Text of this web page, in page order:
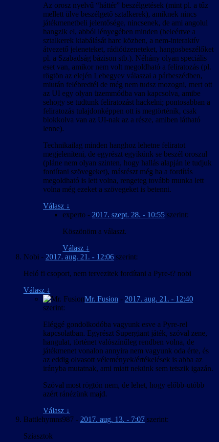
Az orosz nyelvű “háttér” beszélgetések (mint pl. a tűz
mellett ülve beszélgető sztalkerek), amiknek nincs
játékmenetbeli jelentősége, nincsenek, de ami angolul
hangzik el, abból lényegében minden (beleértve a
sztalkerek kiabálását harc közben, a nem-interaktív
átvezető jeleneteket, rádióüzeneteket, hangosbeszélőket
pl. a Szabadság bázison stb.). Néhány olyan speciális
eset van, amikor nem volt megoldható a feliratozás (pl.
rögtön az elején Lebegyev válaszai a párbeszédben,
miután felébredtél de még nem tudsz mozogni, mert ott
az UI egy olyan üzemmódba van kapcsolva, amibe
sehogy se tudtunk feliratozást hackelni; pontosabban a
feliratozás tulajdonképpen ott is megtörténik, csak
blokkolva van az UI-nak az a része, amiben látható
lenne).
Technikailag minden hanghoz lehetne feliratot
megjeleníteni, de egyrészt egyikünk se beszél oroszul
(pláne nem olyan szinten, hogy hallás alapján le tudjuk
fordítani szövegeket), másrészt még ha a fordítás
megoldható is lett volna, rengeteg tovább munka lett
volna még ezeket a szövegeket is betenni.
Válasz ↓
experto - 2017. szept. 28. - 10:55 szerint:
Köszönöm a választ.
Válasz ↓
Nobi - 2017. aug. 21. - 12:06 szerint:
Heló fi csoport, nem tervezitek fordítani a Pyre-t? nobi
Válasz ↓
Mr. Fusion - 2017. aug. 21. - 12:40
szerint:
Eléggé gondolkodóba vagyunk esve a Pyre-rel
kapcsolatban. Egyrészt Supergiant játék, szóval zene,
hangulat, történet valószínűleg rendben volna, de
játékmenet vonalon annyira nem vagyunk oda érte, és
az eddig olvasott vélemények/értékelések is abba az
irányba mutatnak, ami miatt nekünk sem tetszik igazán.
Szóval most rögtön nem, de lehet, hogy előbb-utóbb
azért ránézünk majd.
Válasz ↓
Battlehymns987 - 2017. aug. 13. - 7:07 szerint:
Sziasztok